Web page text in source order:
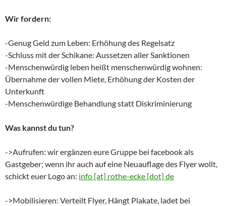
Wir fordern:
-Genug Geld zum Leben: Erhöhung des Regelsatz
-Schluss mit der Schikane: Aussetzen aller Sanktionen
-Menschenwürdig leben heißt menschenwürdig wohnen:
Übernahme der vollen Miete, Erhöhung der Kosten der
Unterkunft
-Menschenwürdige Behandlung statt Diskriminierung
Was kannst du tun?
->Aufrufen: wir ergänzen eure Gruppe bei facebook als
Gastgeber; wenn ihr auch auf eine Neuauflage des Flyer wollt,
schickt euer Logo an: info [at] rothe-ecke [dot] de
->Mobilisieren: Verteilt Flyer, Hängt Plakate, ladet bei